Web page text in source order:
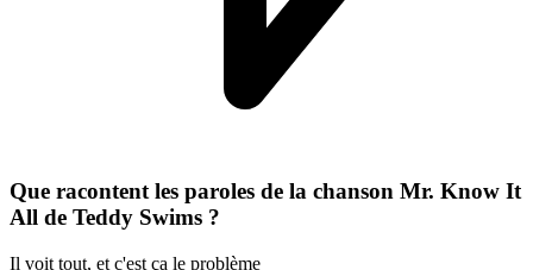
Que racontent les paroles de la chanson Mr. Know It
All de Teddy Swims ?
Il voit tout, et c'est ça le problème